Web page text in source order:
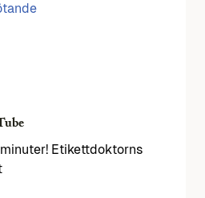
Etikettdoktorns